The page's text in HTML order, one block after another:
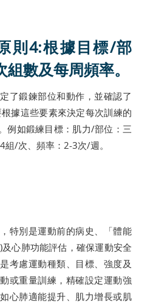
則4:根據目標/部
數及每周頻率。
了鍛鍊部位和動作，並確認了
據這些要素來決定每次訓練的
例如鍛練目標：肌力/部位：三
/次、頻率：2-3次/週。
特別是運動前的病史、「體能
心肺功能評估，確保運動安全
考慮運動種類、目標、強度及
或重量訓練，精確設定運動強
心肺適能提升、肌力增長或肌